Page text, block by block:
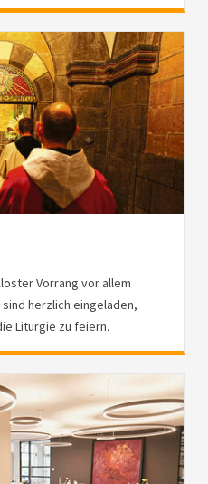
Vorrang vor allem
herzlich eingeladen,
Liturgie zu feiern.